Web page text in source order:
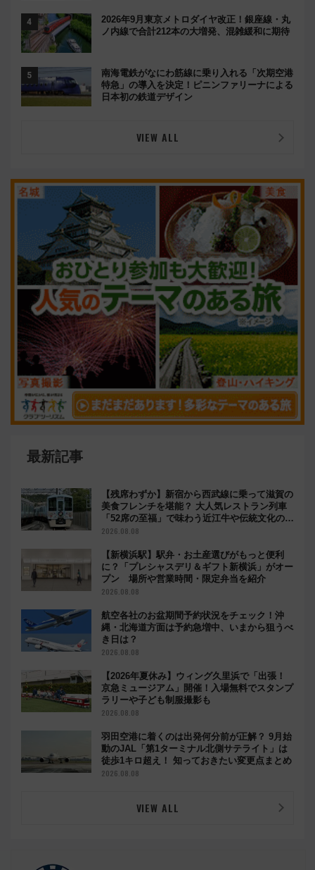
2026年9月東京メトロダイヤ改正！銀座線・丸
ノ内線で合計212本の大増発、混雑緩和に期待
南海電鉄がなにわ筋線に乗り入れる「次期空港
特急」の導入を決定！ピニンファリーナによる
日本初の鉄道デザイン
VIEW ALL
最新記事
【残席わずか】新宿から西武線に乗って滋賀の
美食フレンチを堪能？ 大人気レストラン列車
「52席の至福」で味わう近江牛や伝統文化の特
別コラボ
2026.08.08
【新横浜駅】駅弁・お土産選びがもっと便利
に？「プレシャスデリ＆ギフト新横浜」がオー
プン 場所や営業時間・限定弁当を紹介
2026.08.08
航空各社のお盆期間予約状況をチェック！沖
縄・北海道方面は予約急増中、いまから狙うべ
き日は？
2026.08.08
【2026年夏休み】ウィング久里浜で「出張！
京急ミュージアム」開催！入場無料でスタンプ
ラリーや子ども制服撮影も
2026.08.08
羽田空港に着くのは出発何分前が正解？ 9月始
動のJAL「第1ターミナル北側サテライト」は
徒歩1キロ超え！ 知っておきたい変更点まとめ
2026.08.08
VIEW ALL